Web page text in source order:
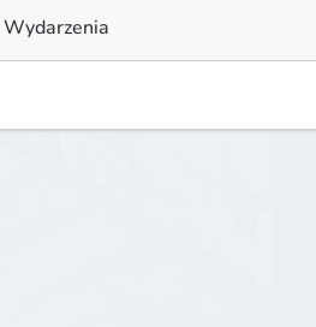
Wydarzenia